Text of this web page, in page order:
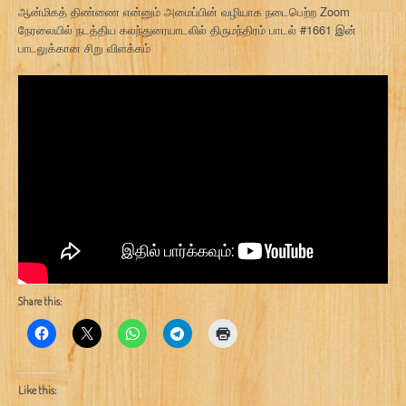
ஆன்மிகத் திண்ணை என்னும் அமைப்பின் வழியாக நடைபெற்ற Zoom
நேரலையில் நடத்திய கலந்துரையாடலில் திருமந்திரம் பாடல் #1661 இன்
பாடலுக்கான சிறு விளக்கம்
Share this:
Like this: